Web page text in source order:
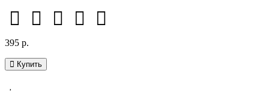
395 р.
Купить